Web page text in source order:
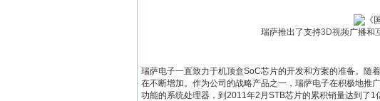
瑞萨推出了支持3D视频广播和
瑞萨电子一直致力于机顶盒SoC芯片的开发和方案的准备。随
在不断增加。作为公司的战略产品之一，瑞萨电子在积极地推
功能的系统处理器，到2011年2月STB芯片的累积销量达到了1